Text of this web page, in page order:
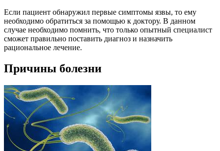
Если пациент обнаружил первые симптомы язвы, то ему
необходимо обратиться за помощью к доктору. В данном
случае необходимо помнить, что только опытный специалист
сможет правильно поставить диагноз и назначить
рациональное лечение.
Причины болезни